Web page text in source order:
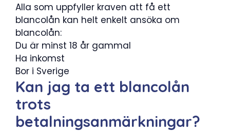
Alla som uppfyller kraven att få ett
blancolån kan helt enkelt ansöka om
blancolån:
Du är minst 18 år gammal
Ha inkomst
Bor i Sverige
Kan jag ta ett blancolån
trots
betalningsanmärkningar?